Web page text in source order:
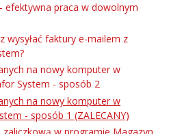
efektywna praca w dowolnym
wysyłać faktury e-mailem z
na nowy komputer w
System - sposób 2
na nowy komputer w
- sposób 1 (ZALECANY)